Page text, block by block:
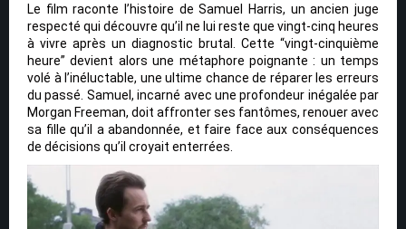
Le film raconte l’histoire de Samuel Harris, un ancien juge
respecté qui découvre qu’il ne lui reste que vingt-cinq heures
à vivre après un diagnostic brutal. Cette “vingt-cinquième
heure” devient alors une métaphore poignante : un temps
volé à l’inéluctable, une ultime chance de réparer les erreurs
du passé. Samuel, incarné avec une profondeur inégalée par
Morgan Freeman, doit affronter ses fantômes, renouer avec
sa fille qu’il a abandonnée, et faire face aux conséquences
de décisions qu’il croyait enterrées.